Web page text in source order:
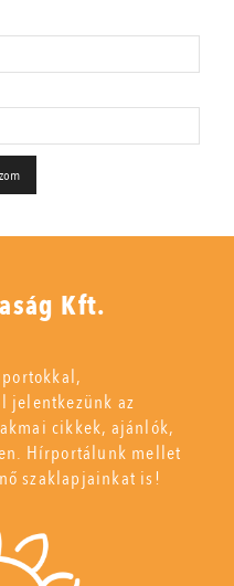
Kft.
jelentkezünk az
cikkek, ajánlók,
Hírportálunk mellet
szaklapjainkat is!